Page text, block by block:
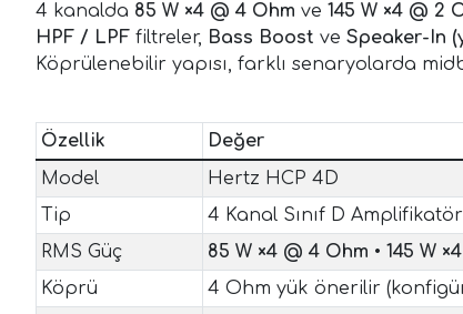
4 kanalda 85 W ×4 @ 4 Ohm ve 145 W ×4 @ 2
HPF / LPF filtreler, Bass Boost ve Speaker-In
Köprülenebilir yapısı, farklı senaryolarda
Özellik
Değer
Model
Hertz HCP 4D
Tip
4 Kanal Sınıf D Amplifikatör
RMS Güç
85 W ×4 @ 4 Ohm • 145 W
Köprü
4 Ohm yük önerilir